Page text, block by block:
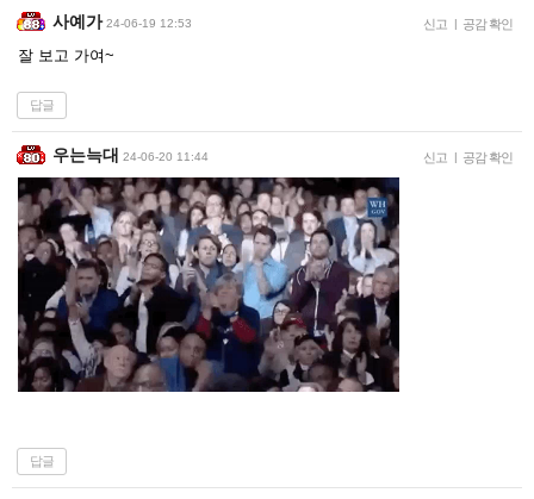
사예가 24-06-19 12:53 신고 | 공감 확인
잘 보고 가여~
답글
우는늑대 24-06-20 11:44 신고 | 공감 확인
답글